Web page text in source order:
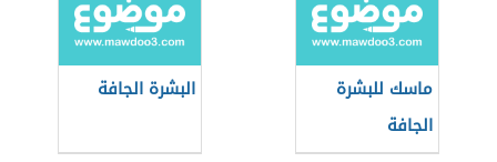
ماسك للبشرة
الجافة
البشرة الجافة